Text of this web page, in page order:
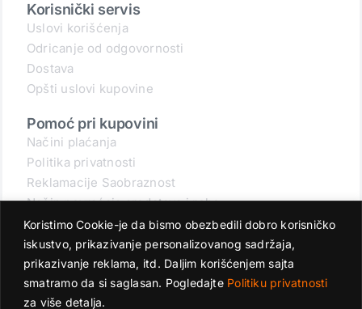
Koristimo Cookie-je da bismo obezbedili dobro korisničko
iskustvo, prikazivanje personalizovanog sadržaja,
prikazivanje reklama, itd. Daljim korišćenjem sajta
smatramo da si saglasan. Pogledajte Politiku privatnosti
za više detalja.
Korisnički servis
Uslovi korišćenja
Odricanje od odgovornosti
Dostava
Opšti uslovi kupovine
Pomoć pri kupovini
Načini plaćanja
Politika privatnosti
Reklamacije Saobraznost
Način povraćaja sredstava i robe
Povraćaj robe
Zaštita podataka
Specifikacije i rokovi